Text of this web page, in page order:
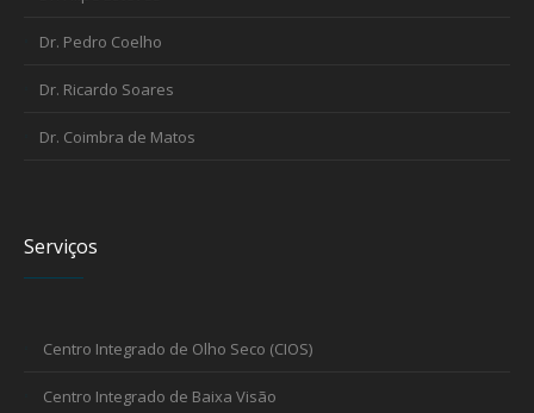
Dr. Pedro Coelho
Dr. Ricardo Soares
Dr. Coimbra de Matos
Serviços
Centro Integrado de Olho Seco (CIOS)
Centro Integrado de Baixa Visão